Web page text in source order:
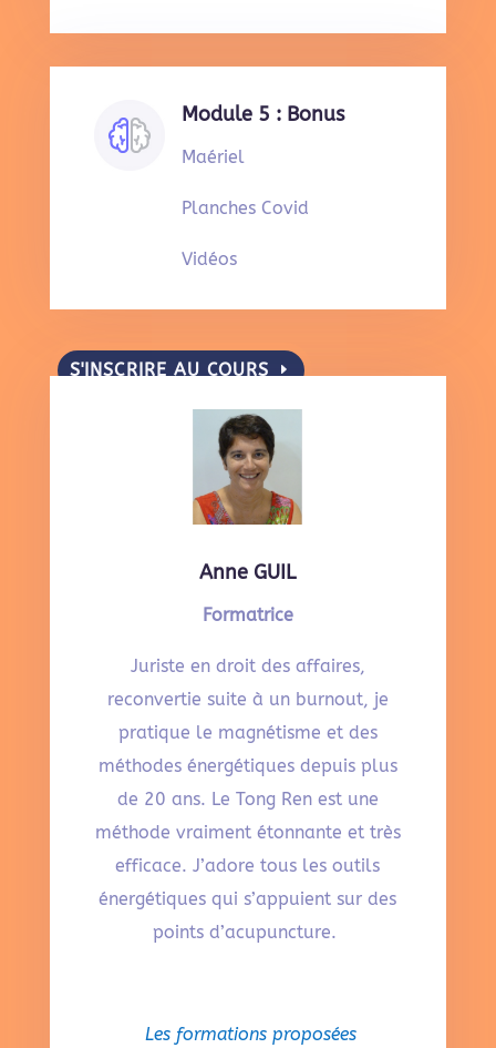
Module 5 : Bonus
Maériel
Planches Covid
Vidéos
S'INSCRIRE AU COURS
Anne GUIL
Formatrice
Juriste en droit des affaires,
reconvertie suite à un burnout, je
pratique le magnétisme et des
méthodes énergétiques depuis plus
de 20 ans. Le Tong Ren est une
méthode vraiment étonnante et très
efficace. J’adore tous les outils
énergétiques qui s’appuient sur des
points d’acupuncture.
Les formations proposées